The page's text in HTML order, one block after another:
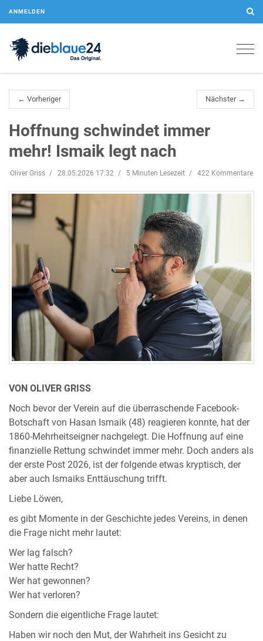
ANMELDEN
← Vorheriger Nächster →
Hoffnung schwindet immer
mehr! Ismaik legt nach
Oliver Griss 28.05.2026 17:32 5 Minuten Lesezeit 422 Kommentare
VON OLIVER GRISS
Noch bevor der Verein auf die überraschende Facebook-
Botschaft von Hasan Ismaik (48) reagieren konnte, hat der
1860-Mehrheitseigner nachgelegt. Die Hoffnung auf eine
finanzielle Rettung schwindet immer mehr. Doch anders als
der erste Post 2026, ist der folgende etwas kryptisch, der
aber auch Ismaiks Enttäuschung trifft.
Liebe Löwen,
es gibt Momente in der Geschichte jedes Vereins, in denen
die Frage nicht mehr lautet:
Wer lag falsch?
Wer hatte Recht?
Wer hat gewonnen?
Wer hat verloren?
Sondern die eigentliche Frage lautet:
Haben wir noch den Mut, der Wahrheit ins Gesicht zu